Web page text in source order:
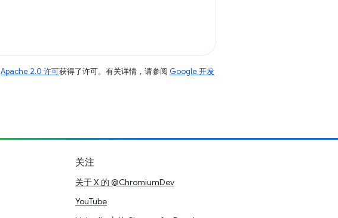
Apache 2.0 许可获得了许可。有关详情，请参阅 Google 开发
关注
关于 X 的 @ChromiumDev
YouTube